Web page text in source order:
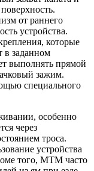
от раннего
устройства.
которые
в заданном
выполнять прямой
зажим.
специального
особенно
через
троса.
устройства
того, МТМ часто